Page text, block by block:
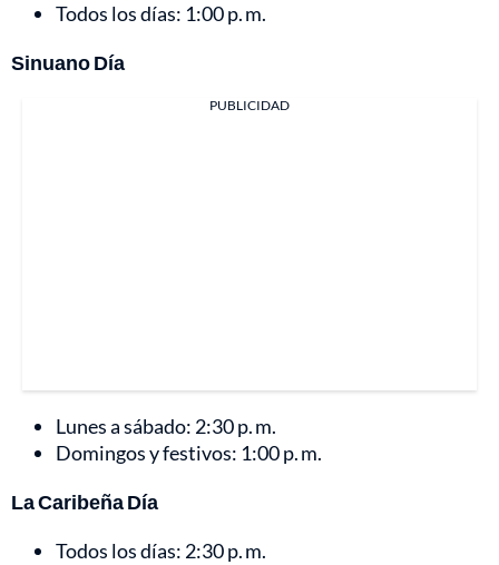
Todos los días: 1:00 p. m.
Sinuano Día
PUBLICIDAD
Lunes a sábado: 2:30 p. m.
Domingos y festivos: 1:00 p. m.
La Caribeña Día
Todos los días: 2:30 p. m.